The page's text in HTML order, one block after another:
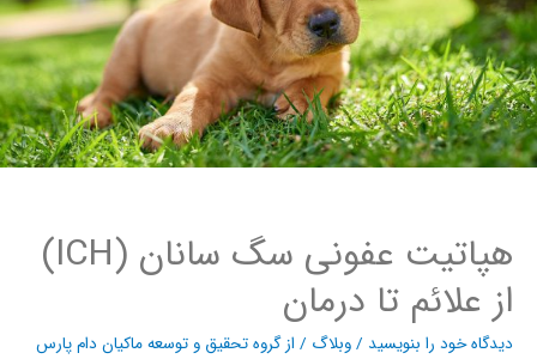
هپاتیت عفونی سگ سانان (ICH)
از علائم تا درمان
دیدگاه‌ خود را بنویسید/وبلاگ/ از گروه تحقیق و توسعه ماکیان دام پارس